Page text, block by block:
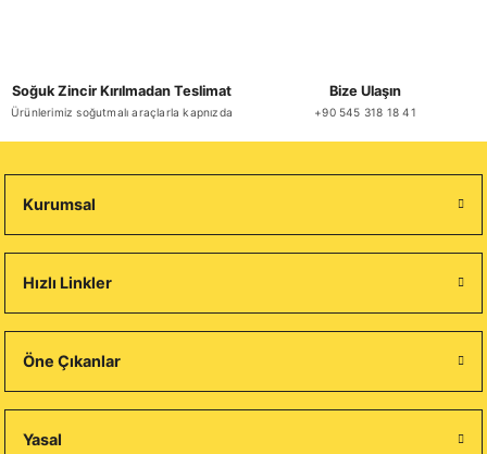
Soğuk Zincir Kırılmadan Teslimat
Ürünlerimiz soğutmalı araçlarla kapnızda
Bize Ulaşın
+90 545 318 18 41
Kurumsal
Hızlı Linkler
Öne Çıkanlar
Yasal